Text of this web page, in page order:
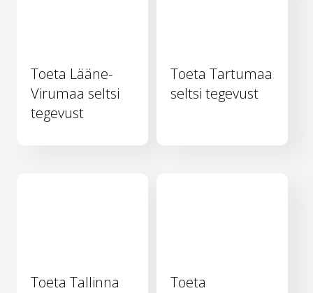
Toeta Lääne-
Virumaa seltsi
tegevust
Toeta Tartumaa
seltsi tegevust
Toeta Tallinna
Toeta